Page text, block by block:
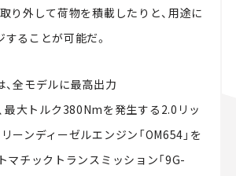
り外して荷物を積載したりと、用途に
ることが可能だ。
全モデルに最高出力
最大トルク380Nmを発生する2.0リッ
ーンディーゼルエンジン「OM654」を
マチックトランスミッション「9G-